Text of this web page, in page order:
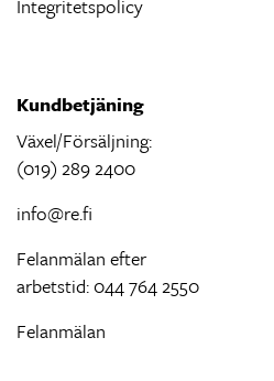
Integritetspolicy
Kundbetjäning
Växel/Försäljning:
(019) 289 2400
info@re.fi
Felanmälan efter
arbetstid: 044 764 2550
Felanmälan